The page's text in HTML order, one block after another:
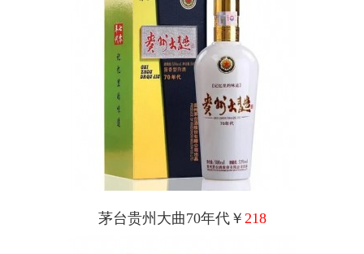
茅台贵州大曲70年代￥ 218